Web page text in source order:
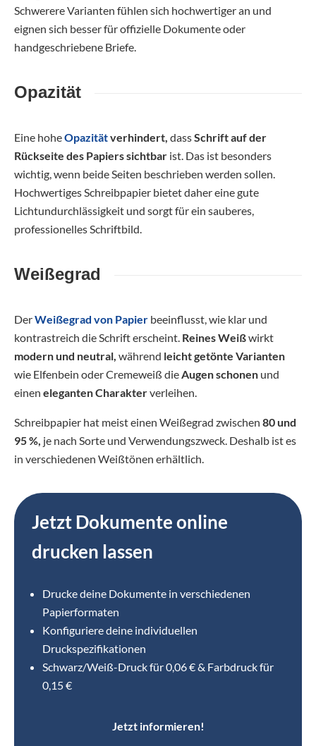
Schwerere Varianten fühlen sich hochwertiger an und
eignen sich besser für offizielle Dokumente oder
handgeschriebene Briefe.
Opazität
Eine hoheOpazitätverhindert, dassSchrift auf der
Rückseite des Papiers sichtbar ist. Das ist besonders
wichtig, wenn beide Seiten beschrieben werden sollen.
Hochwertiges Schreibpapier bietet daher eine gute
Lichtundurchlässigkeit und sorgt für ein sauberes,
professionelles Schriftbild.
Weißegrad
DerWeißegrad von Papier beeinflusst, wie klar und
kontrastreich die Schrift erscheint. Reines Weißwirkt
modern und neutral, während leicht getönte Varianten
wie Elfenbein oder Cremeweiß dieAugen schonen und
einen eleganten Charakterverleihen.
Schreibpapier hat meist einen Weißegrad zwischen 80 und
95 %, je nach Sorte und Verwendungszweck. Deshalb ist es
in verschiedenen Weißtönen erhältlich.
Jetzt Dokumente online
drucken lassen
Drucke deine Dokumente in verschiedenen
Papierformaten
Konfiguriere deine individuellen
Druckspezifikationen
Schwarz/Weiß-Druck für 0,06 € & Farbdruck für
0,15 €
Jetzt informieren!